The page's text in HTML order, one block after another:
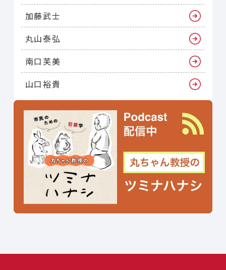
加藤武士
丸山泰弘
南口芙美
山口裕貴